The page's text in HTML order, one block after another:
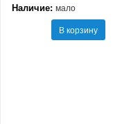
Наличие: мало
В корзину